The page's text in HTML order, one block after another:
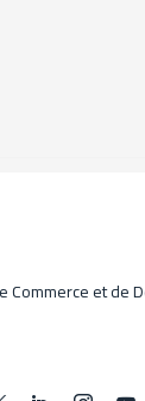
Commerce et de